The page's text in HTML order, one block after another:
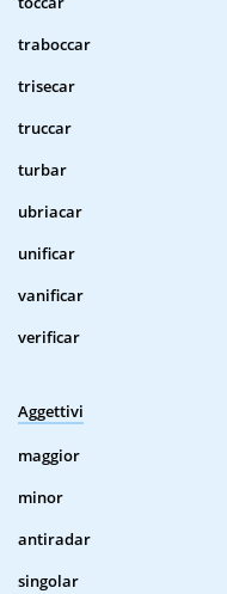
traboccar
trisecar
truccar
turbar
ubriacar
unificar
vanificar
verificar
Aggettivi
maggior
minor
antiradar
singolar